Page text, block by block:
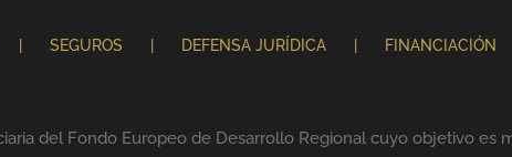
SEGUROS DEFENSA JURÍDICA FINANCIACIÓN
del Fondo Europeo de Desarrollo Regional cuyo objetivo es